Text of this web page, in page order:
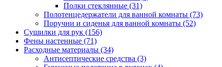
Полки стеклянные (31)
Полотенцедержатели для ванной комнаты (73)
Поручни и сиденья для ванной комнаты (52)
Сушилки для рук (156)
Фены настенные (71)
Расходные материалы (34)
Антисептические средства (3)